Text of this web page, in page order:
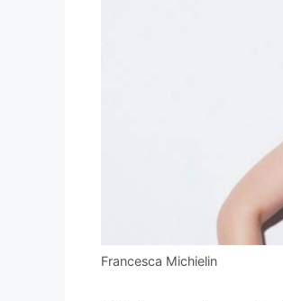
Francesca Michielin